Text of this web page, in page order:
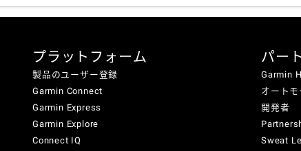
プラットフォーム
製品のユーザー登録
Garmin Connect
Garmin Express
Garmin Explore
Connect IQ
パー
Garmin
オート
開発者
Sweat